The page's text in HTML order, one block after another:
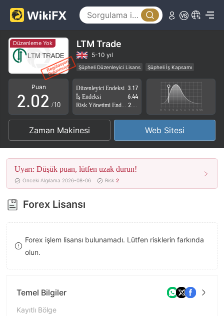
Düzenleme Yok LTM Trade
5-10 yıl
Şüpheli Düzenleyici Lisans
Şüpheli İş Kapsamı
Yüksek düzeyde potansiyel risk
Puan
0
1
2
3
4
5
6
7
8
9
.0
1
2
3
4
5
6
7
8
0
1
2
3
4
5
6
7
8
9
/10
Düzenleyici Endeksi 3.17
İş Endeksi
6.44
Zaman Makinesi Web Sitesi
Uyarı: Düşük puan, lütfen uzak durun!
Önceki Algılama 2026-08-06 Risk 2
Forex Lisansı
Forex işlem lisansı bulunamadı. Lütfen risklerin farkında
olun.
Temel Bilgiler
Kayıtlı Bölge